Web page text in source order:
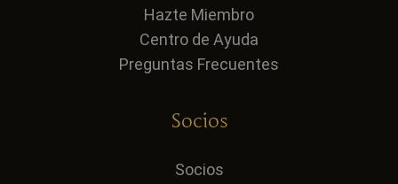
Hazte Miembro
Centro de Ayuda
Preguntas Frecuentes
Socios
Socios